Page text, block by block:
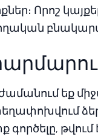
Որոշ
ժամանում եք